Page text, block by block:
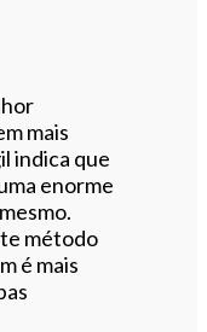
mais
indica que
enorme
método
é mais